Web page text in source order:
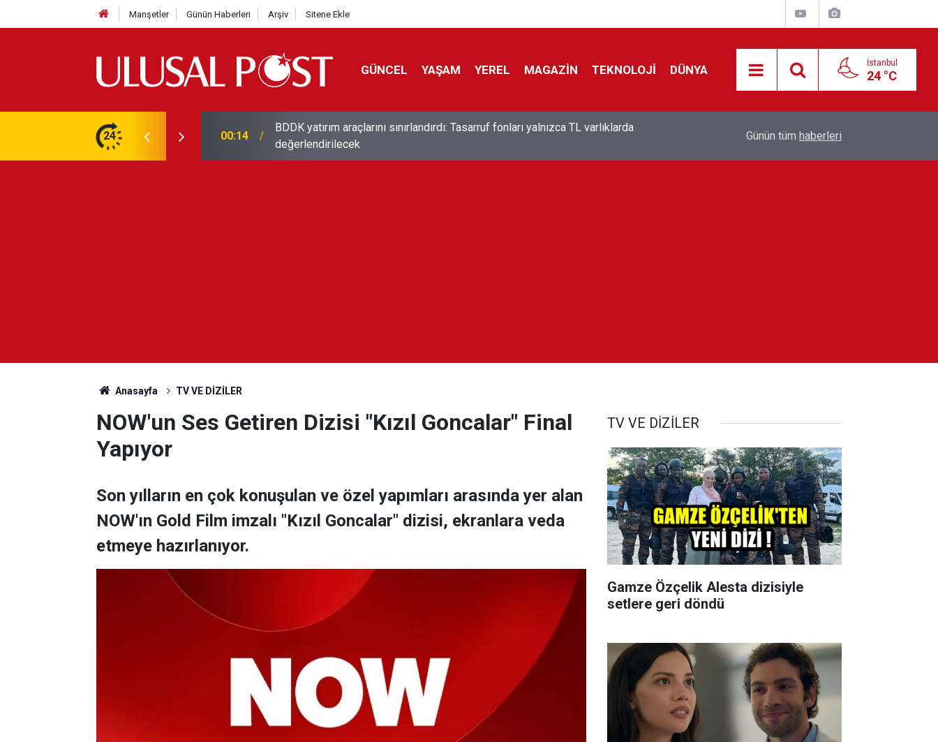
Manşetler Günün Haberleri Arşiv Sitene Ekle
GÜNCEL YAŞAM YEREL MAGAZİN TEKNOLOJİ DÜNYA İstanbul
24 °C
24
''CBS Örgüt Tahmin'' 00:14
BDDK yatırım araçlarını sınırlandırdı: Tasarruf fonları yalnızca TL varlıklarda
değerlendirilecek
İlkay Çiçek tutuklandı
Günün tüm haberleri
Anasayfa TV VE DİZİLER
NOW'un Ses Getiren Dizisi "Kızıl Goncalar" Final
Yapıyor
Son yılların en çok konuşulan ve özel yapımları arasında yer alan
NOW'ın Gold Film imzalı "Kızıl Goncalar" dizisi, ekranlara veda
etmeye hazırlanıyor.
TV VE DİZİLER
Gamze Özçelik Alesta dizisiyle
setlere geri döndü